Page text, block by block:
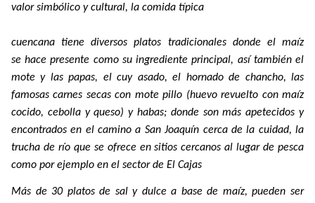
valor simbólico y cultural, la comida típica
cuencana tiene diversos platos tradicionales donde el maíz
se hace presente como su ingrediente principal, así también el
mote y las papas, el cuy asado, el hornado de chancho, las
famosas carnes secas con mote pillo (huevo revuelto con maíz
cocido, cebolla y queso) y habas; donde son más apetecidos y
encontrados en el camino a San Joaquín cerca de la cuidad, la
trucha de río que se ofrece en sitios cercanos al lugar de pesca
como por ejemplo en el sector de El Cajas
Más de 30 platos de sal y dulce a base de maíz, pueden ser